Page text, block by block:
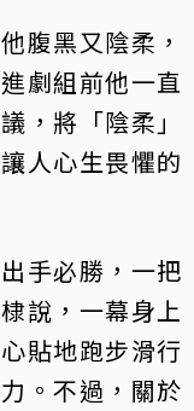
腹黑又陰柔，
劇組前他一直
，將「陰柔」
人心生畏懼的
手必勝，一把
說，一幕身上
貼地跑步滑行
。不過，關於